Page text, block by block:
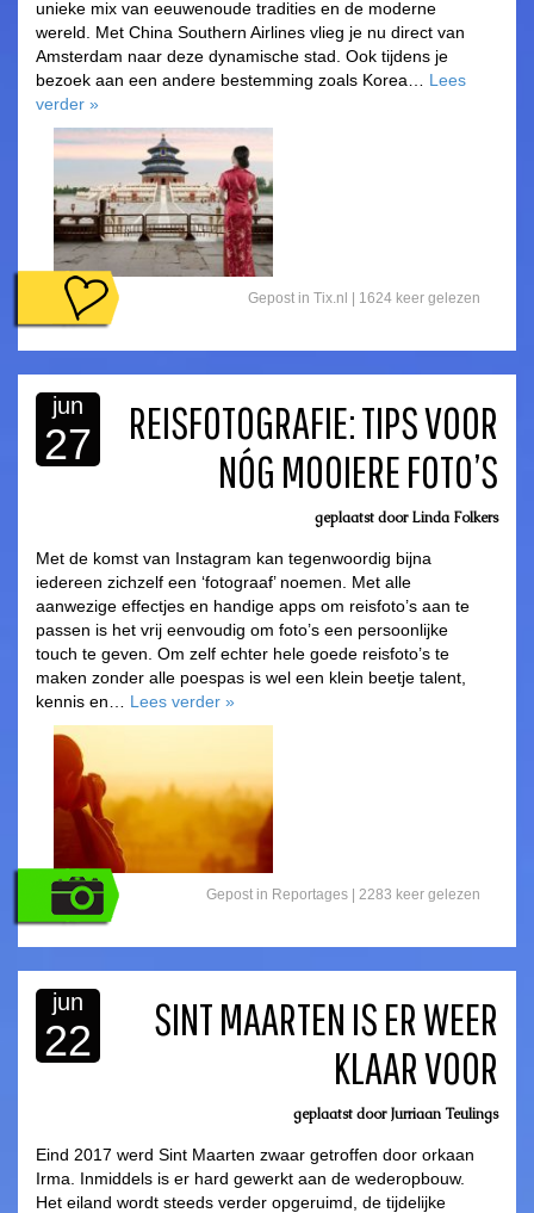
unieke mix van eeuwenoude tradities en de moderne
wereld. Met China Southern Airlines vlieg je nu direct van
Amsterdam naar deze dynamische stad. Ook tijdens je
bezoek aan een andere bestemming zoals Korea… Lees
verder »
Gepost in Tix.nl | 1624 keer gelezen
jun
27
REISFOTOGRAFIE: TIPS VOOR
NÓG MOOIERE FOTO’S
geplaatst doorLinda Folkers
Met de komst van Instagram kan tegenwoordig bijna
iedereen zichzelf een ‘fotograaf’ noemen. Met alle
aanwezige effectjes en handige apps om reisfoto’s aan te
passen is het vrij eenvoudig om foto’s een persoonlijke
touch te geven. Om zelf echter hele goede reisfoto’s te
maken zonder alle poespas is wel een klein beetje talent,
kennis en… Lees verder »
Gepost in Reportages 2283 keer gelezen
jun
22
SINT MAARTEN IS ER WEER
KLAAR VOOR
geplaatst doorJurriaan Teulings
Eind 2017 werd Sint Maarten zwaar getroffen door orkaan
Irma. Inmiddels is er hard gewerkt aan de wederopbouw.
Het eiland wordt steeds verder opgeruimd, de tijdelijke